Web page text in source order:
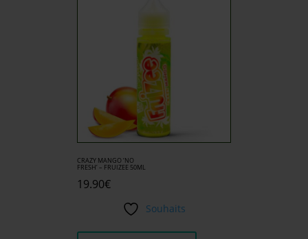
CRAZY MANGO ‘NO
FRESH’ – FRUIZEE 50ML
19.90€
Souhaits